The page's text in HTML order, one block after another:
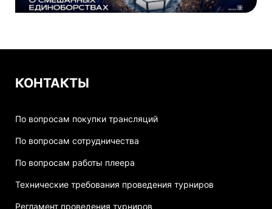
КОНТАКТЫ
По вопросам покупки трансляций
По вопросам сотрудничества
По вопросам работы плеера
Технические требования проведения турниров
Регламент проведения турниров